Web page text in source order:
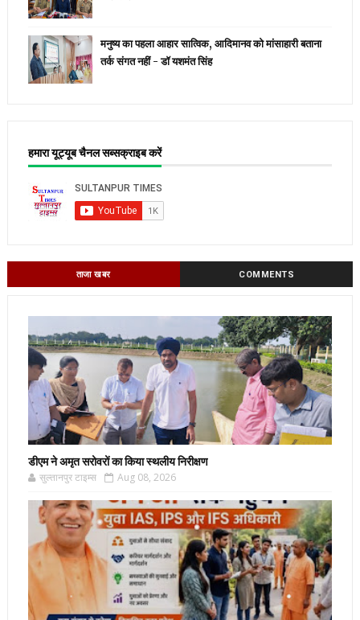
मनुष्य का पहला आहार सात्विक, आदिमानव को मांसाहारी बताना
तर्क संगत नहीं - डॉ यशमंत सिंह
हमारा यूट्यूब चैनल सब्सक्राइब करें
ताजा खबर COMMENTS
डीएम ने अमृत सरोवरों का किया स्थलीय निरीक्षण
सुल्तानपुर टाइम्स Aug 08, 2026